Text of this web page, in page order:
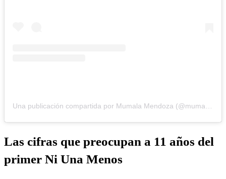
Una publicación compartida por Mumala Mendoza (@mumalamendoza)
Las cifras que preocupan a 11 años del
primer Ni Una Menos